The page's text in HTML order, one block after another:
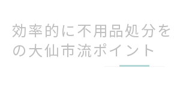
効率的に不用品処分
の大仙市流ポイント